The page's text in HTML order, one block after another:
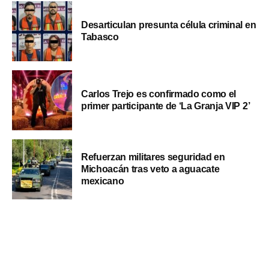
Desarticulan presunta célula criminal en
Tabasco
Carlos Trejo es confirmado como el
primer participante de ‘La Granja VIP 2’
Refuerzan militares seguridad en
Michoacán tras veto a aguacate
mexicano